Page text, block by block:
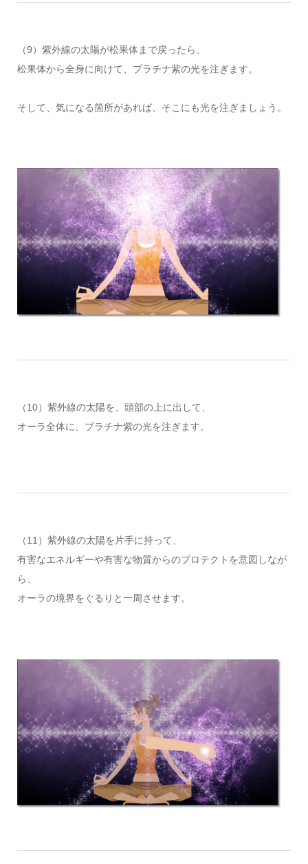
（9）紫外線の太陽が松果体まで戻ったら、
松果体から全身に向けて、プラチナ紫の光を注ぎます。
そして、気になる箇所があれば、そこにも光を注ぎましょう。
（10）紫外線の太陽を、頭部の上に出して、
オーラ全体に、プラチナ紫の光を注ぎます。
（11）紫外線の太陽を片手に持って、
有害なエネルギーや有害な物質からのプロテクトを意図しなが
ら、
オーラの境界をぐるりと一周させます。